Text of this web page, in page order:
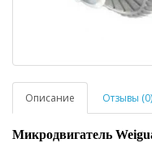
Описание Отзывы (0)
Микродвигатель